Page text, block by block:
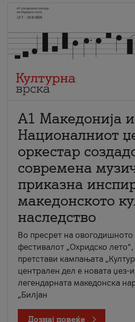
А1 Македонија и
Националниот
оркестар
современа
приказна
македонското
наследство
Во пресрет на овогодишното
фестивалот „Охридско лето“,
претстави кампањата
централен дел е новата џез-
легендарната македонска
„Билјан
Дознај повеќе